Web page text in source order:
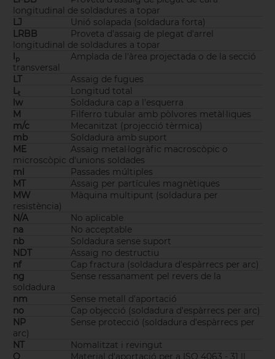
longitudinal de soldadures a topar
LJ
Unió solapada (soldadura forta)
LRBB
Proveta d'assaig de plegat d'arrel
longitudinal de soldadures a topar
p
Amplada de l'àrea projectada o de la secció
transversal
LT
Assaig de fugues
Lt
Longitud total
lw
Soldadura cap a l'esquerra
M
Filferro tubular amb pòlvores metàl·liques
m/c
Mecanitzat (projecció tèrmica)
mb
Soldadura amb suport
ME
Assaig metal·logràfic macroscòpic o
microscòpic d'unions soldades
ml
Passades múltiples
MT
Assaig per partícules magnètiques
MW
Màquina multipunt (soldadura per
resistència)
N/A
No aplicable
na
No acceptable
nb
Soldadura sense suport
NDT
Assaig no destructiu
nf
Cap fractura (soldadura d'espàrrecs per arc)
ng
Sense ressanament pel revers de la
soldadura
nm
Sense metall d'aportació
no
Cap objecció (soldadura d'espàrrecs per arc)
NP
Sense protecció (soldadura d'espàrrecs per
arc)
NT
Nomalitzat i revingut
O
Material d'aportació per a ISO 4063 - 31 ||